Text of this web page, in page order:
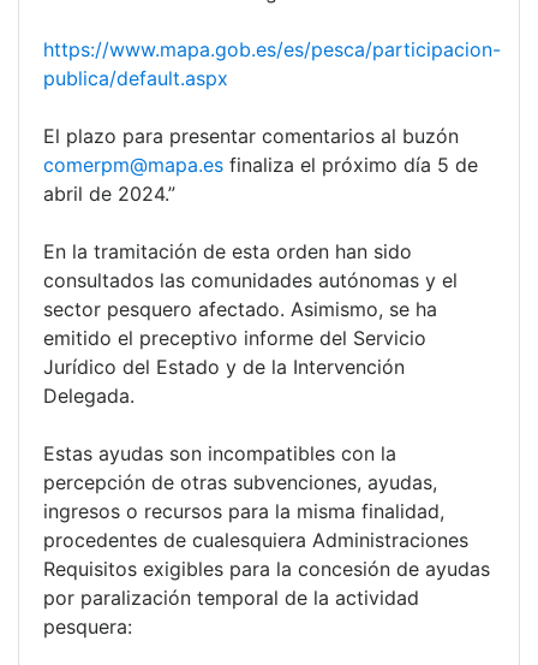
https://www.mapa.gob.es/es/pesca/participacion-
publica/default.aspx
El plazo para presentar comentarios al buzón
comerpm@mapa.es finaliza el próximo día 5 de
abril de 2024.”
En la tramitación de esta orden han sido
consultados las comunidades autónomas y el
sector pesquero afectado. Asimismo, se ha
emitido el preceptivo informe del Servicio
Jurídico del Estado y de la Intervención
Delegada.
Estas ayudas son incompatibles con la
percepción de otras subvenciones, ayudas,
ingresos o recursos para la misma finalidad,
procedentes de cualesquiera Administraciones
Requisitos exigibles para la concesión de ayudas
por paralización temporal de la actividad
pesquera: